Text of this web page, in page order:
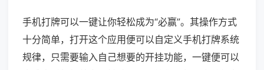
手机打牌可以一键让你轻松成为“必赢”。其操作方式
十分简单，打开这个应用便可以自定义手机打牌系统
规律，只需要输入自己想要的开挂功能，一键便可以